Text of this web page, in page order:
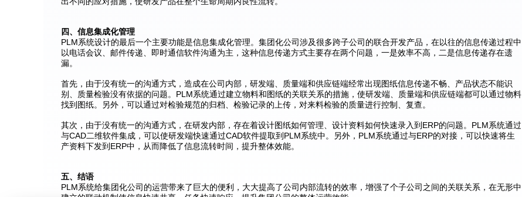
四、信息集成化管理
PLM系统设计的最后一个主要功能是信息集成化管理。集团化公司涉及很多跨子公司的联合开发产品，在以往的信息传递过程中
以电话会议、邮件传递、即时通信软件沟通为主，这种信息传递方式主要存在两个问题，一是效率不高，二是信息传递存在遗
漏。
首先，由于没有统一的沟通方式，造成在公司内部，研发端、质量端和供应链端经常出现图纸信息传递不畅、产品状态不能识
别、质量检验没有依据的问题。PLM系统通过建立物料和图纸的关联关系的措施，使研发端、质量端和供应链端都可以通过物料
找到图纸。另外，可以通过对检验规范的归档、检验记录的上传，对来料检验的质量进行控制、复查。
其次，由于没有统一的沟通方式，在研发内部，存在着设计图纸如何管理、设计资料如何快速录入到ERP的问题。PLM系统通过
与CAD二维软件集成，可以使研发端快速通过CAD软件提取到PLM系统中。另外，PLM系统通过与ERP的对接，可以快速将生
产资料下发到ERP中，从而降低了信息流转时间，提升整体效能。
五、结语
PLM系统给集团化公司的运营带来了巨大的便利，大大提高了公司内部流转的效率，增强了个子公司之间的关联关系，在无形中